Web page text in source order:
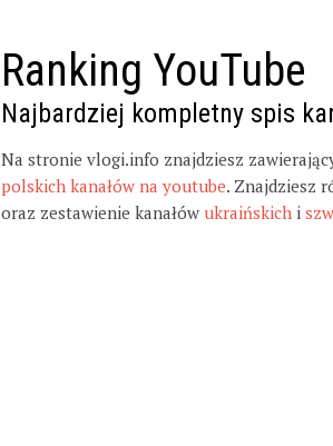
Ranking YouTube
Najbardziej kompletny spis
Na stronie vlogi.info znajdziesz
polskich kanałów na youtube. Znajdziesz
oraz zestawienie kanałów ukraińskich i